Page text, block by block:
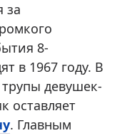
за
8-
в 1967 году. В
девушек-
оставляет
. Главным